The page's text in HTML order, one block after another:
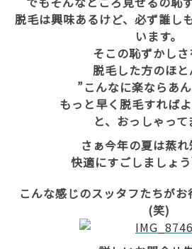
脱毛は興味あるけど、必ず誰し
います。
そこの恥ずかしさ
脱毛した方のほ
”こんなに楽ならあ
もっと早く脱毛すれば
と、おっしゃって
さぁ今年の夏は蒸
快適にすごしましょ
こんな感じのスッタフたちが
(笑)